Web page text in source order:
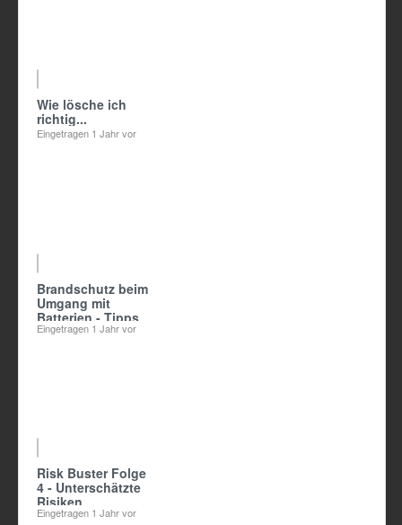
Wie lösche ich
richtig...
Eingetragen 1 Jahr vor
Brandschutz beim
Umgang mit
Batterien - Tipps
für eine sichere
Eingetragen 1 Jahr vor
Risk Buster Folge
4 - Unterschätzte
Risiken
Eingetragen 1 Jahr vor